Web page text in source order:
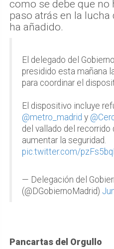
como se debe que no
paso atrás en la lucha
ha añadido.
El delegado del
presidido esta mañana
para coordinar el
El dispositivo incluye
@metro_madrid y
del vallado del recorrido
aumentar la seguridad.
pic.twitter.com/
— Delegación del
(@DGobiernoMadrid)
Pancartas del Orgullo